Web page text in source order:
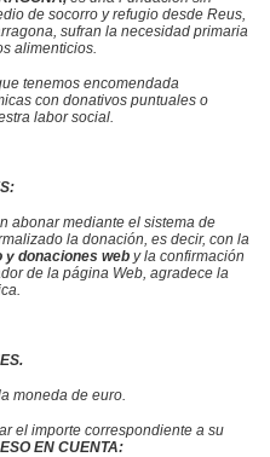
de socorro y refugio desde Reus,
sufran la necesidad primaria
alimenticios.
tenemos encomendada
con donativos puntuales o
labor social.
abonar mediante el sistema de
la donación, es decir, con la
y donaciones web y la confirmación
de la página Web, agradece la
moneda de euro.
el importe correspondiente a su
EN CUENTA: